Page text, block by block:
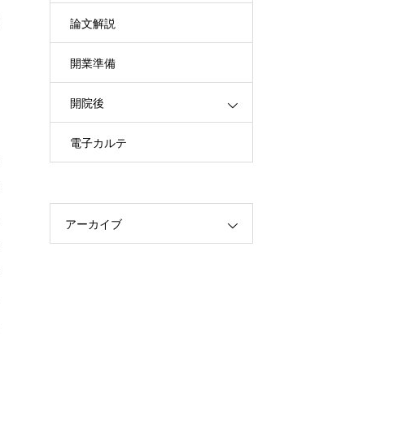
論文解説
開業準備
開院後
電子カルテ
アーカイブ